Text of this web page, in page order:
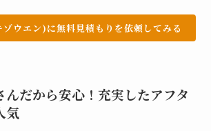
ウエン)に無料見積もりを依頼してみる
んだから安心！充実したアフタ
気